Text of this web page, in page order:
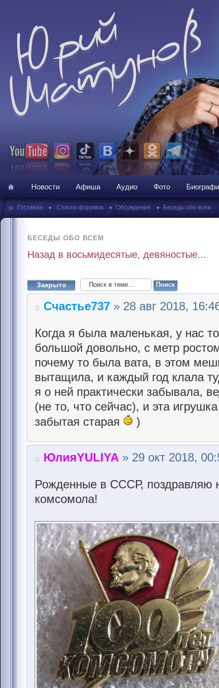
Новости Афиша Аудио Фото
» Гостиная • Список форумов • Обсуждения • Беседы обо всем
БЕСЕДЫ ОБО ВСЕМ
Назад в восьмидесятые, девяностые...
Закрыто
Счастье737 » 28 авг 2018,
Когда я была маленькая, у нас
большой довольно, с метр
почему то была вата, в этом
вытащила, и каждый год клала
я о ней практически забывала,
(не то, что сейчас), и эта
забытая старая
)
ЮлияYULIYA » 29 окт 2018,
Рожденные в СССР, поздравляю
комсомола!